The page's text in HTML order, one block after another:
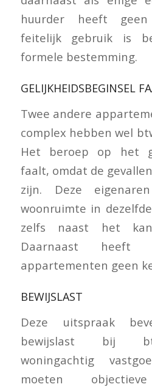
huurder heeft
feitelijk gebruik is
formele bestemming.
GELIJKHEIDSBEGINSEL
Twee andere
complex hebben wel
Het beroep op het
faalt, omdat de
zijn. Deze
woonruimte in
zelfs naast het
Daarnaast
appartementen geen
BEWIJSLAST
Deze uitspraak
bewijslast bij
woningachtig
moeten